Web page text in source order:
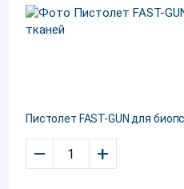
Пистолет FAST-GUN для
– +